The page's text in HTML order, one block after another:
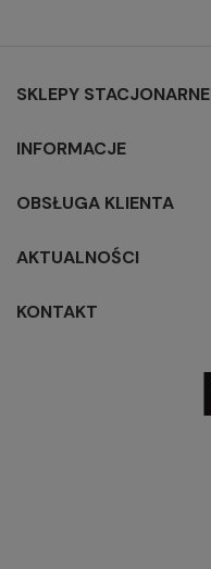
SKLEPY STACJONARNE
INFORMACJE
OBSŁUGA KLIENTA
AKTUALNOŚCI
KONTAKT